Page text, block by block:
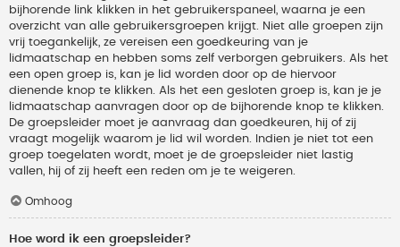
bijhorende link klikken in het gebruikerspaneel, waarna je een
overzicht van alle gebruikersgroepen krijgt. Niet alle groepen zijn
vrij toegankelijk, ze vereisen een goedkeuring van je
lidmaatschap en hebben soms zelf verborgen gebruikers. Als het
een open groep is, kan je lid worden door op de hiervoor
dienende knop te klikken. Als het een gesloten groep is, kan je je
lidmaatschap aanvragen door op de bijhorende knop te klikken.
De groepsleider moet je aanvraag dan goedkeuren, hij of zij
vraagt mogelijk waarom je lid wil worden. Indien je niet tot een
groep toegelaten wordt, moet je de groepsleider niet lastig
vallen, hij of zij heeft een reden om je te weigeren.
Omhoog
Hoe word ik een groepsleider?